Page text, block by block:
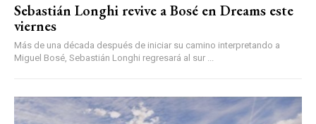
Sebastián Longhi revive a Bosé en Dreams este
viernes
Más de una década después de iniciar su camino interpretando a
Miguel Bosé, Sebastián Longhi regresará al sur ...